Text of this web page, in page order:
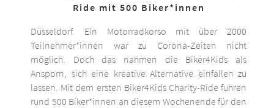
Ride mit 500 Biker*innen
Düsseldorf. Ein Motorradkorso mit über 2000
Teilnehmer*innen war zu Corona-Zeiten nicht
möglich. Doch das nahmen die Biker4Kids als
Ansporn, sich eine kreative Alternative einfallen zu
lassen. Mit dem ersten Biker4Kids Charity-Ride fuhren
rund 500 Biker*innen an diesem Wochenende für den